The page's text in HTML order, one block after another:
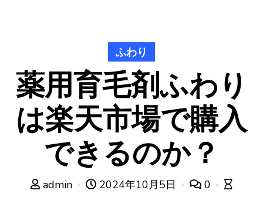
ふわり
薬用育毛剤ふわり
は楽天市場で購入
できるのか？
admin 2024年10月5日 0